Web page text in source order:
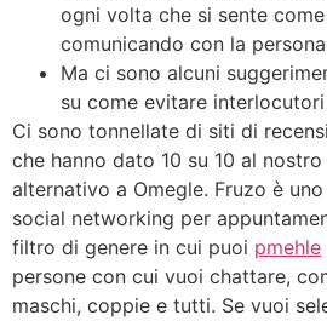
ogni volta che si sente
comunicando con la
Ma ci sono alcuni
su come evitare
Ci sono tonnellate di siti di
che hanno dato 10 su 10 al
alternativo a Omegle. Fruzo è
social networking per
filtro di genere in cui puoi pmehle
persone con cui vuoi chattare,
maschi, coppie e tutti. Se vuoi